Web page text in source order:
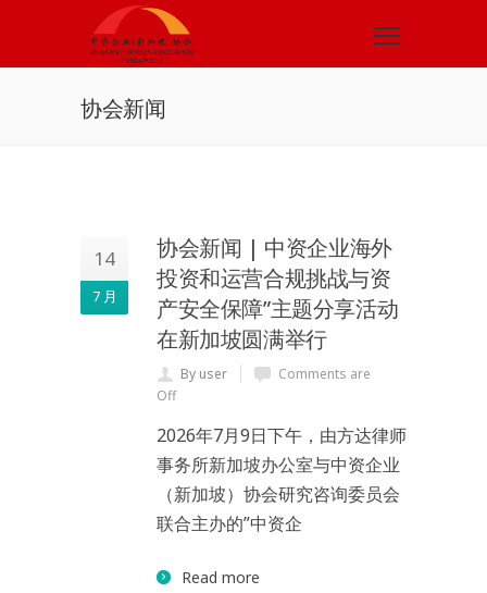
协会新闻
14
7 月
协会新闻 | 中资企业海外
投资和运营合规挑战与资
产安全保障”主题分享活动
在新加坡圆满举行
By user
Comments are
Off
2026年7月9日下午，由方达律师
事务所新加坡办公室与中资企业
（新加坡）协会研究咨询委员会
联合主办的”中资企
Read more